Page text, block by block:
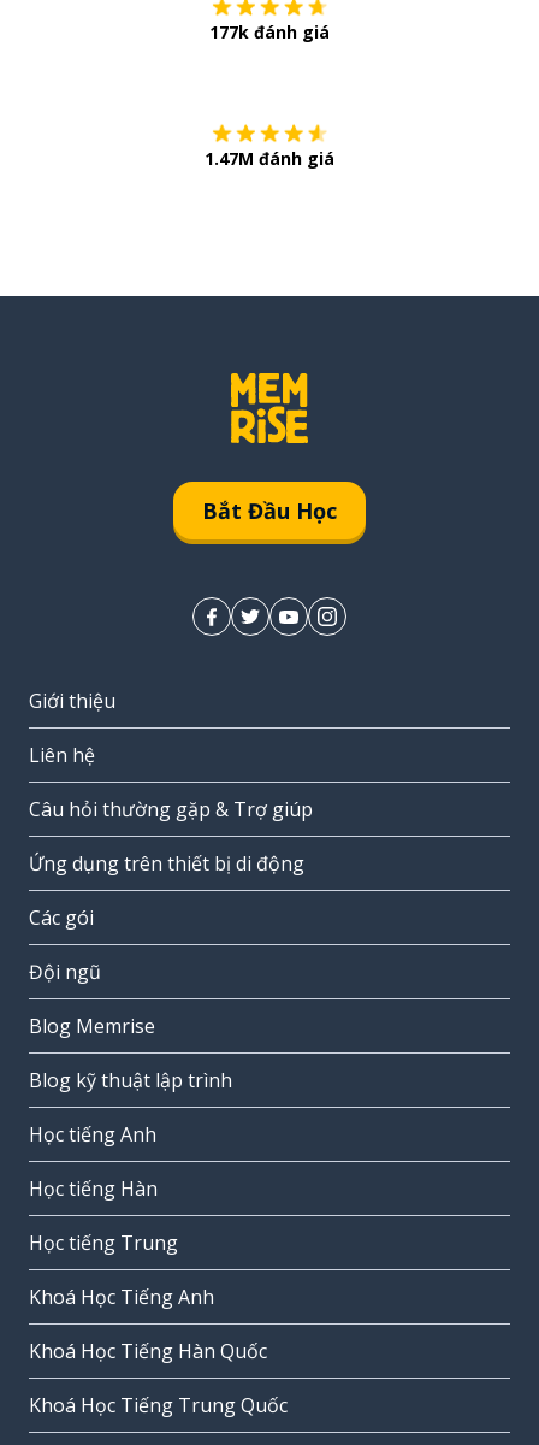
177k đánh giá
1.47M đánh giá
Bắt Đầu Học
Giới thiệu
Liên hệ
Câu hỏi thường gặp & Trợ giúp
Ứng dụng trên thiết bị di động
Các gói
Đội ngũ
Blog Memrise
Blog kỹ thuật lập trình
Học tiếng Anh
Học tiếng Hàn
Học tiếng Trung
Khoá Học Tiếng Anh
Khoá Học Tiếng Hàn Quốc
Khoá Học Tiếng Trung Quốc